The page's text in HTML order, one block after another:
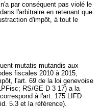
par conséquent pas violé le
l'arbitraire en retenant que
d'impôt, à tout le
mutatis mutandis aux
fiscales 2010 à 2015,
l'art. 69 de la loi genevoise
RS/GE D 3 17) a la
à l'art. 175 LIFD
5.3 et la référence).